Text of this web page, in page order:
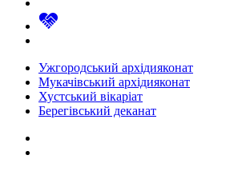
Ужгородський архідияконат
Мукачівський архідияконат
Хустський вікаріат
Берегівський деканат